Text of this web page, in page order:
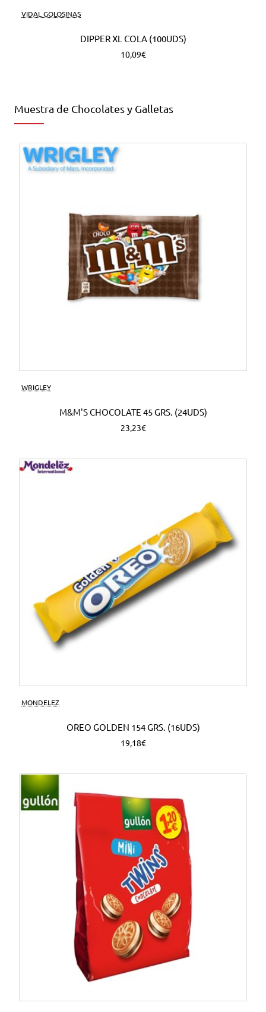
VIDAL GOLOSINAS
DIPPER XL COLA (100UDS)
10,09€
Muestra de Chocolates y Galletas
WRIGLEY
M&M'S CHOCOLATE 45 GRS. (24UDS)
23,23€
MONDELEZ
OREO GOLDEN 154 GRS. (16UDS)
19,18€